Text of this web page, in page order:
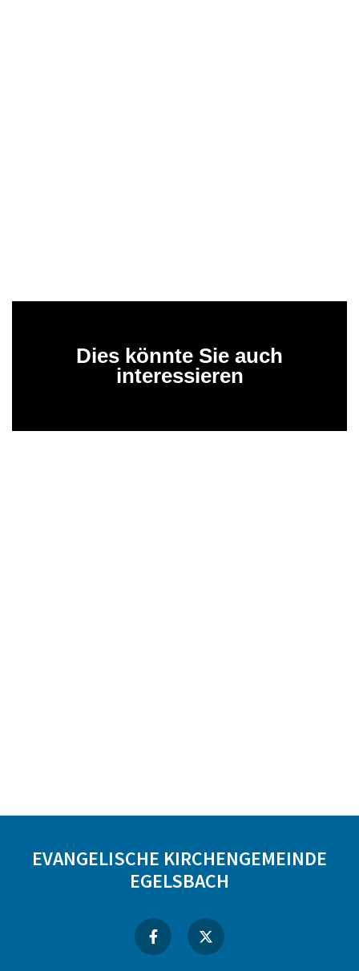
Dies könnte Sie auch
interessieren
EVANGELISCHE KIRCHENGEMEINDE
EGELSBACH